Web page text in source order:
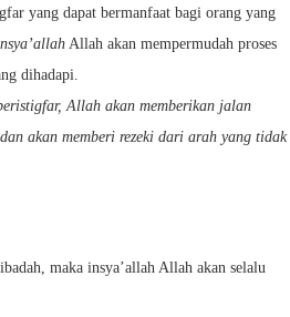
yang dapat bermanfaat bagi orang yang
Allah akan mempermudah proses
dihadapi.
Allah akan memberikan jalan
akan memberi rezeki dari arah yang tidak
maka insya’allah Allah akan selalu